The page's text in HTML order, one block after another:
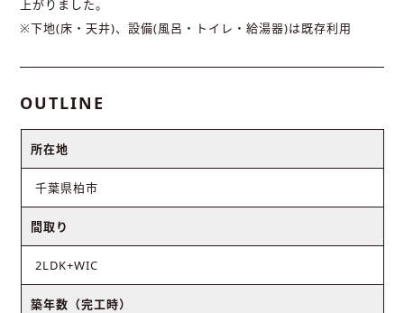
上がりました。
※下地(床・天井)、設備(風呂・トイレ・給湯器)は既存利用
OUTLINE
所在地
千葉県柏市
間取り
2LDK+WIC
築年数（完工時）